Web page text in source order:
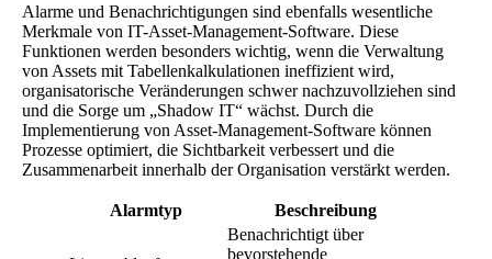
Alarme und Benachrichtigungen sind ebenfalls wesentliche
Merkmale von IT-Asset-Management-Software. Diese
Funktionen werden besonders wichtig, wenn die Verwaltung
von Assets mit Tabellenkalkulationen ineffizient wird,
organisatorische Veränderungen schwer nachzuvollziehen sind
und die Sorge um „Shadow IT“ wächst. Durch die
Implementierung von Asset-Management-Software können
Prozesse optimiert, die Sichtbarkeit verbessert und die
Zusammenarbeit innerhalb der Organisation verstärkt werden.
Alarmtyp Beschreibung
Benachrichtigt über
bevorstehende